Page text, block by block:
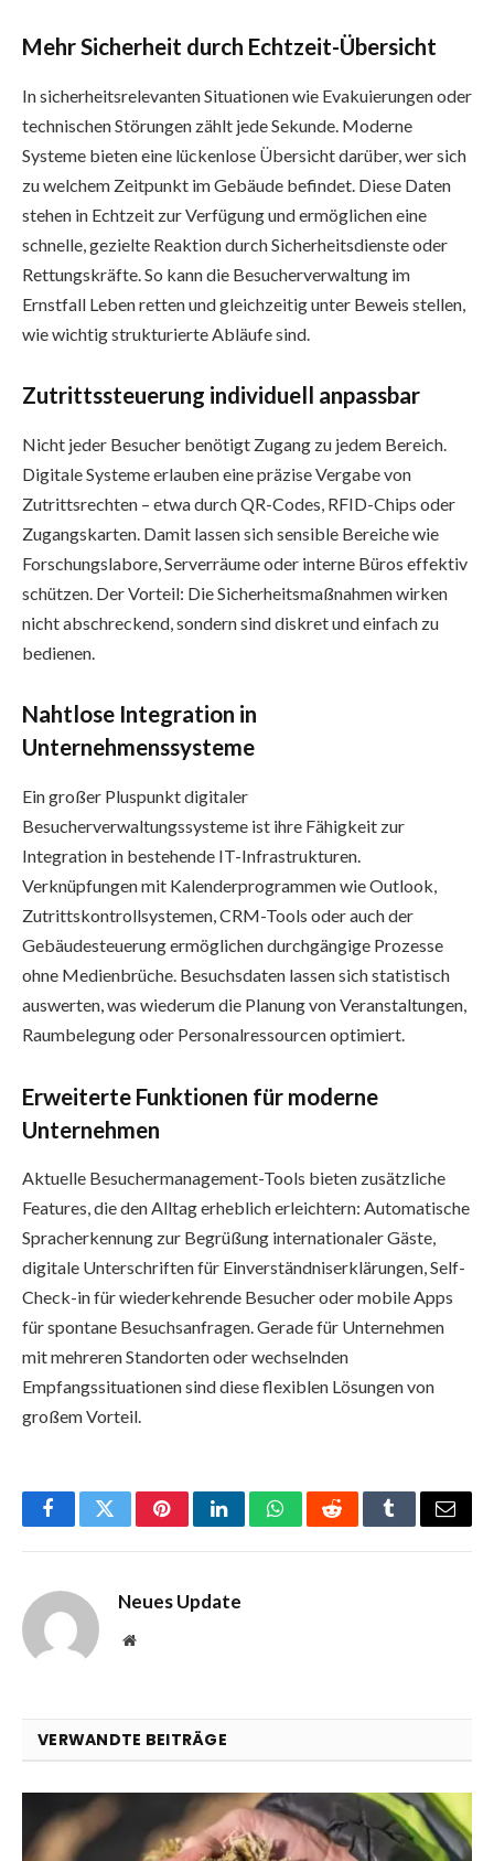
Mehr Sicherheit durch Echtzeit-Übersicht
In sicherheitsrelevanten Situationen wie Evakuierungen oder
technischen Störungen zählt jede Sekunde. Moderne
Systeme bieten eine lückenlose Übersicht darüber, wer sich
zu welchem Zeitpunkt im Gebäude befindet. Diese Daten
stehen in Echtzeit zur Verfügung und ermöglichen eine
schnelle, gezielte Reaktion durch Sicherheitsdienste oder
Rettungskräfte. So kann die Besucherverwaltung im
Ernstfall Leben retten und gleichzeitig unter Beweis stellen,
wie wichtig strukturierte Abläufe sind.
Zutrittssteuerung individuell anpassbar
Nicht jeder Besucher benötigt Zugang zu jedem Bereich.
Digitale Systeme erlauben eine präzise Vergabe von
Zutrittsrechten – etwa durch QR-Codes, RFID-Chips oder
Zugangskarten. Damit lassen sich sensible Bereiche wie
Forschungslabore, Serverräume oder interne Büros effektiv
schützen. Der Vorteil: Die Sicherheitsmaßnahmen wirken
nicht abschreckend, sondern sind diskret und einfach zu
bedienen.
Nahtlose Integration in
Unternehmenssysteme
Ein großer Pluspunkt digitaler
Besucherverwaltungssysteme ist ihre Fähigkeit zur
Integration in bestehende IT-Infrastrukturen.
Verknüpfungen mit Kalenderprogrammen wie Outlook,
Zutrittskontrollsystemen, CRM-Tools oder auch der
Gebäudesteuerung ermöglichen durchgängige Prozesse
ohne Medienbrüche. Besuchsdaten lassen sich statistisch
auswerten, was wiederum die Planung von Veranstaltungen,
Raumbelegung oder Personalressourcen optimiert.
Erweiterte Funktionen für moderne
Unternehmen
Aktuelle Besuchermanagement-Tools bieten zusätzliche
Features, die den Alltag erheblich erleichtern: Automatische
Spracherkennung zur Begrüßung internationaler Gäste,
digitale Unterschriften für Einverständniserklärungen, Self-
Check-in für wiederkehrende Besucher oder mobile Apps
für spontane Besuchsanfragen. Gerade für Unternehmen
mit mehreren Standorten oder wechselnden
Empfangssituationen sind diese flexiblen Lösungen von
großem Vorteil.
FacebookTwitterPinterestLinkedInWhatsAppRedditTumblrEmail
Neues Update
Website
VERWANDTE BEITRÄGE